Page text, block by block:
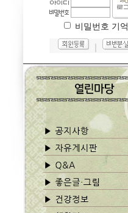
비밀번호 기억